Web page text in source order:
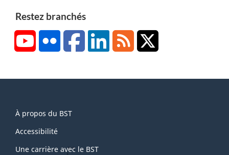
Restez branchés
YouTubeFlickr FacebookLinkedInRSS
this
site
À propos du BST
Accessibilité
Une carrière avec le BST